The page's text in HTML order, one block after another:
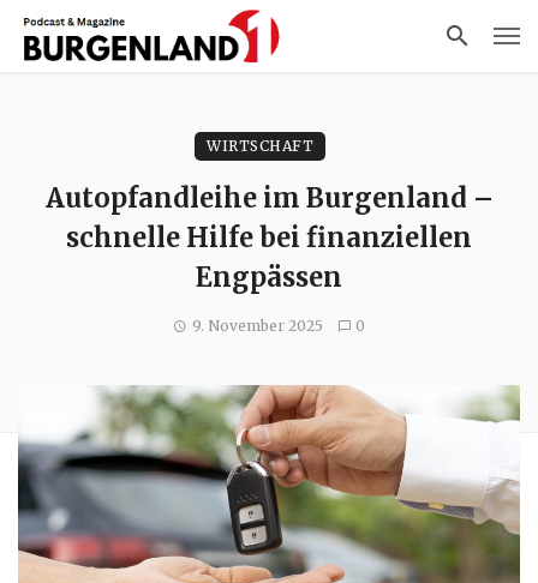
WIRTSCHAFT
Autopfandleihe im Burgenland –
schnelle Hilfe bei finanziellen
Engpässen
9. November 2025 0